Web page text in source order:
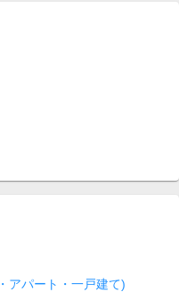
アパート・一戸建て)